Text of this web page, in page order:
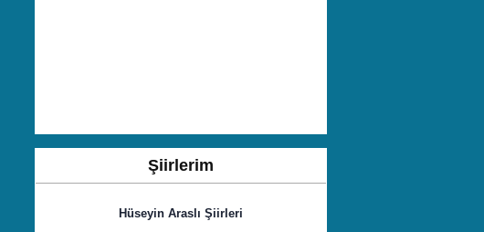
Şiirlerim
Hüseyin Araslı Şiirleri